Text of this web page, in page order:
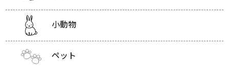
小動物
ペット